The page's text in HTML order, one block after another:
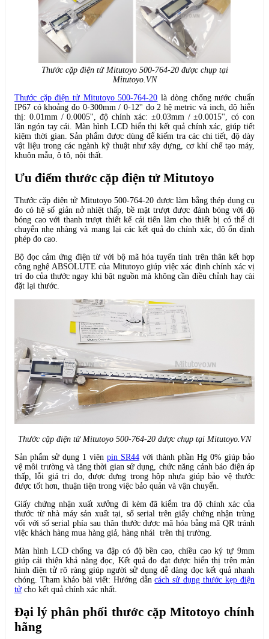
Thước cặp điện tử Mitutoyo 500-764-20 được chụp tại
Mitutoyo.VN
Thước cặp điện tử Mitutoyo 500-764-20 là dòng chống nước chuẩn
IP67 có khoảng đo 0-300mm / 0-12'' đo 2 hệ metric và inch, độ hiển
thị: 0.01mm / 0.0005'', độ chính xác: ±0.03mm / ±0.0015'', có con
lăn ngón tay cái. Màn hình LCD hiển thị kết quả chính xác, giúp tiết
kiệm thời gian. Sản phẩm được dùng để kiếm tra các chi tiết, độ dày
vật liệu trong các ngành kỹ thuật như xây dựng, cơ khí chế tạo máy,
khuôn mẫu, ô tô, nội thất.
Ưu điểm thước cặp điện tử Mitutoyo
Thước cặp điện tử Mitutoyo 500-764-20 được làm bằng thép dụng cụ
đo có hệ số giản nở nhiệt thấp, bề mặt trượt được đánh bóng với độ
bóng cao với thanh trượt thiết kế cải tiến làm cho thiết bị có thể di
chuyển nhẹ nhàng và mang lại các kết quả đo chính xác, độ ổn định
phép đo cao.
Bộ đọc cảm ứng điện từ với bộ mã hóa tuyến tính trên thân kết hợp
công nghệ ABSOLUTE của Mitutoyo giúp việc xác định chính xác vị
trí đo của thước ngay khi bật nguồn mà không cần điều chỉnh hay cài
đặt lại thước.
Thước cặp điện tử Mitutoyo 500-764-20 được chụp tại Mitutoyo.VN
Sản phẩm sử dụng 1 viên pin SR44 với thành phần Hg 0% giúp bảo
vệ môi trường và tăng thời gian sử dụng, chức năng cảnh báo điện áp
thấp, lỗi giá trị đo, được đựng trong hộp nhựa giúp bảo vệ thước
được tốt hơn, thuận tiện trong việc bảo quản và vận chuyển.
Giấy chứng nhận xuất xưởng đi kèm đã kiểm tra độ chính xác của
thước từ nhà máy sản xuất tại, số serial trên giấy chứng nhận trùng
vối với số serial phía sau thân thước được mã hóa bằng mã QR tránh
việc khách hàng mua hàng giả, hàng nhái trên thị trường.
Màn hình LCD chống va đập có độ bền cao, chiều cao ký tự 9mm
giúp cải thiện khả năng đọc, Kết quả đo đạt được hiển thị trên màn
hình điện tử rõ ràng giúp người sử dụng dễ dàng đọc kết quả nhanh
chóng. Tham khảo bài viết: Hướng dẫncách sử dụng thước kẹp điện
tử cho kết quả chính xác nhất.
Đại lý phân phối thước cặp Mitotoyo chính
hãng